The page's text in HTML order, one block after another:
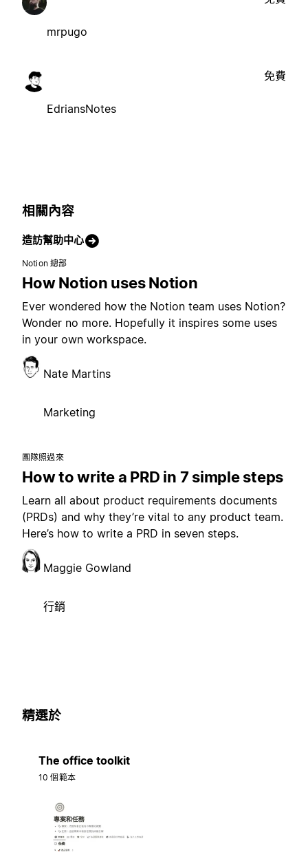
mrpugo
EdriansNotes
免費
相關內容
造訪幫助中心
Notion 總部
How Notion uses Notion
Ever wondered how the Notion team uses Notion?
Wonder no more. Hopefully it inspires some uses
in your own workspace.
Nate Martins
Marketing
團隊照過來
How to write a PRD in 7 simple steps
Learn all about product requirements documents
(PRDs) and why they’re vital to any product team.
Here’s how to write a PRD in seven steps.
Maggie Gowland
行銷
精選於
The office toolkit
10 個範本